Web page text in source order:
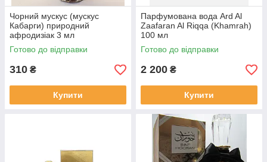
Чорний мускус (мускус
Кабарги) природний
афродизіак 3 мл
Готово до відправки
310 ₴
Купити
Парфумована вода Ard Al
Zaafaran Al Riqqa (Khamrah)
100 мл
Готово до відправки
2 200 ₴
Купити